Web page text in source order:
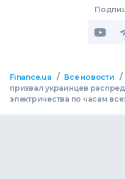
Finance.ua / Все новости /
призвал украинцев
электричества по часам